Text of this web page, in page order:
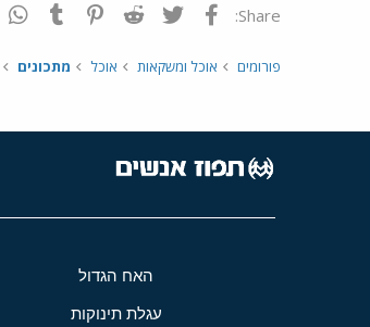
Share: פייסבוק Twitter
Reddit
Pinterest
Tumblr
פורומים אוכל ומשקאות אוכל מתכונים
האח הגדול
עגלת תינוקות